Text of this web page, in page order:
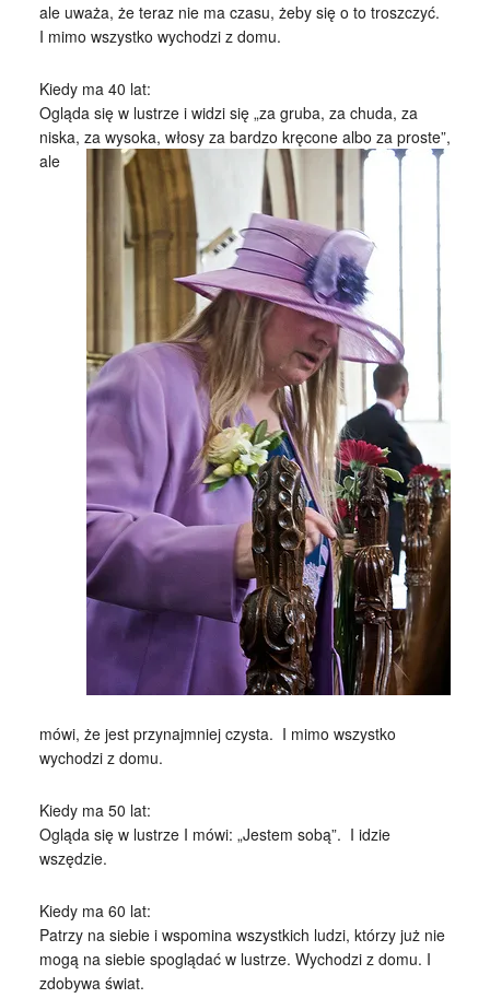
ale uważa, że teraz nie ma czasu, żeby się o to troszczyć.
I mimo wszystko wychodzi z domu.
Kiedy ma 40 lat:
Ogląda się w lustrze i widzi się „za gruba, za chuda, za
niska, za wysoka, włosy za bardzo kręcone albo za proste”,
ale
mówi, że jest przynajmniej czysta. I mimo wszystko
wychodzi z domu.
Kiedy ma 50 lat:
Ogląda się w lustrze I mówi: „Jestem sobą”. I idzie
wszędzie.
Kiedy ma 60 lat:
Patrzy na siebie i wspomina wszystkich ludzi, którzy już nie
mogą na siebie spoglądać w lustrze. Wychodzi z domu. I
zdobywa świat.